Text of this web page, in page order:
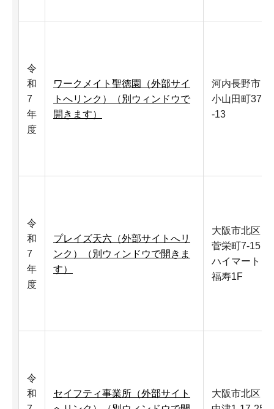
令
和
7
年
度
ワークメイト聖徳園（外部サイ
トへリンク）（別ウィンドウで
開きます）
河内長野市
小山田町379
-13
令
和
7
年
度
プレイズ天六（外部サイトへリ
ンク）（別ウィンドウで開きま
す）
大阪市北区
菅栄町7-15
ハイマート
福寿1F
令
和
セイフティ事業所（外部サイト
大阪市北区